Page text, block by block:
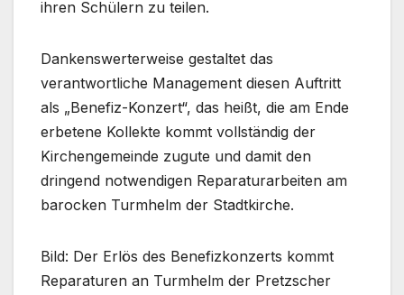
ihren Schülern zu teilen.
Dankenswerterweise gestaltet das
verantwortliche Management diesen Auftritt
als „Benefiz-Konzert“, das heißt, die am Ende
erbetene Kollekte kommt vollständig der
Kirchengemeinde zugute und damit den
dringend notwendigen Reparaturarbeiten am
barocken Turmhelm der Stadtkirche.
Bild: Der Erlös des Benefizkonzerts kommt
Reparaturen an Turmhelm der Pretzscher